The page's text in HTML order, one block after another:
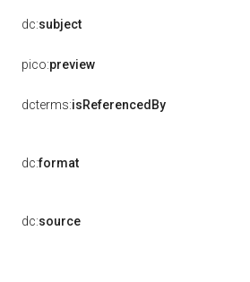
dc:subject
pico:preview
dcterms:isReferencedBy
dc:format
dc:source